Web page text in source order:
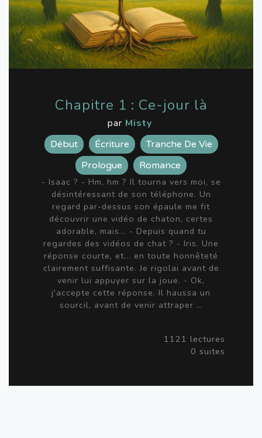
Chapitre 1 : Ce-jour là
par Misty
Début Écriture
Tranche De Vie
Prologue
Romance
- Isaac ? - Hm, hm ? Il tourna vers moi, se
désintéressant de son téléphone. Un
regard par-dessus son épaule me fit
découvrir une vidéo de chaton, certes
adorable, mais... - Depuis quand tu
regardes des vidéos de chat ? - Iris. Une
réponse courte, et... en toute honnêteté
clairement suffisante. Je rigolai avant de
venir lui appuyer sur la joue. - Ok,
j'accepte cette réponse. Il haussa un
sourcil, avant de venir attraper …
1121 lectures
0 suites